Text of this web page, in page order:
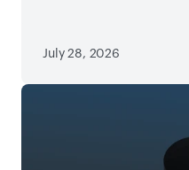
July 28, 2026